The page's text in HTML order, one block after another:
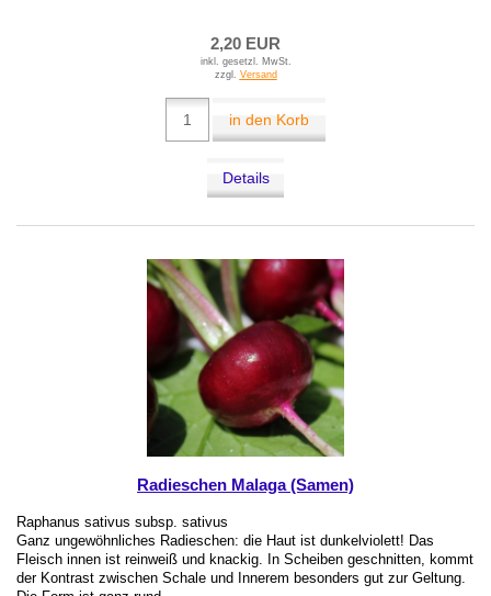
2,20 EUR
inkl. gesetzl. MwSt.
zzgl. Versand
in den Korb
Details
Radieschen Malaga (Samen)
Raphanus sativus subsp. sativus
Ganz ungewöhnliches Radieschen: die Haut ist dunkelviolett! Das
Fleisch innen ist reinweiß und knackig. In Scheiben geschnitten, kommt
der Kontrast zwischen Schale und Innerem besonders gut zur Geltung.